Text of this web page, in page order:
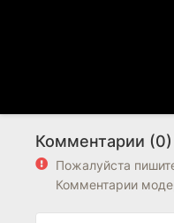
Комментарии (0)
Пожалуйста
Комментарии